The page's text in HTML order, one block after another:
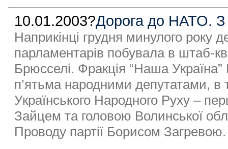
10.01.2003?Дорога до НАТО. З
Наприкінці грудня минулого року
парламентарів побувала в штаб-
Брюсселі. Фракція “Наша
п’ятьма народними депутатами, в
Українського Народного Руху –
Зайцем та головою Волинської
Проводу партії Борисом Загревою.